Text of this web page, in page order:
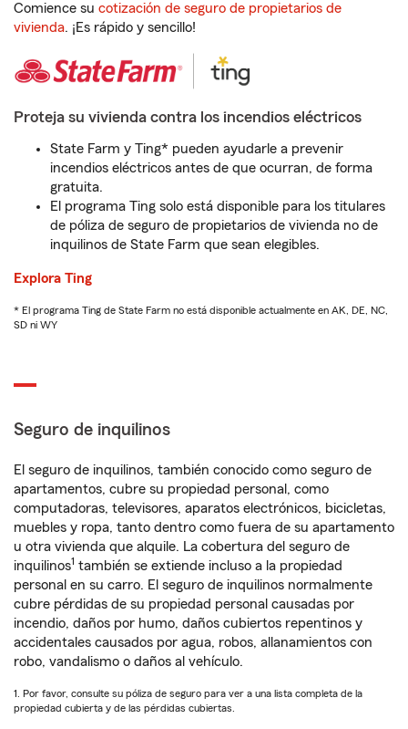
Comience su cotización de seguro de propietarios de
vivienda. ¡Es rápido y sencillo!
Proteja su vivienda contra los incendios eléctricos
State Farm y Ting* pueden ayudarle a prevenir
incendios eléctricos antes de que ocurran, de forma
gratuita.
El programa Ting solo está disponible para los titulares
de póliza de seguro de propietarios de vivienda no de
inquilinos de State Farm que sean elegibles.
Explora Ting
* El programa Ting de State Farm no está disponible actualmente en AK, DE, NC,
SD ni WY
Seguro de inquilinos
El seguro de inquilinos, también conocido como seguro de
apartamentos, cubre su propiedad personal, como
computadoras, televisores, aparatos electrónicos, bicicletas,
muebles y ropa, tanto dentro como fuera de su apartamento
u otra vivienda que alquile. La cobertura del seguro de
inquilinos1 también se extiende incluso a la propiedad
personal en su carro. El seguro de inquilinos normalmente
cubre pérdidas de su propiedad personal causadas por
incendio, daños por humo, daños cubiertos repentinos y
accidentales causados por agua, robos, allanamientos con
robo, vandalismo o daños al vehículo.
1. Por favor, consulte su póliza de seguro para ver a una lista completa de la
propiedad cubierta y de las pérdidas cubiertas.